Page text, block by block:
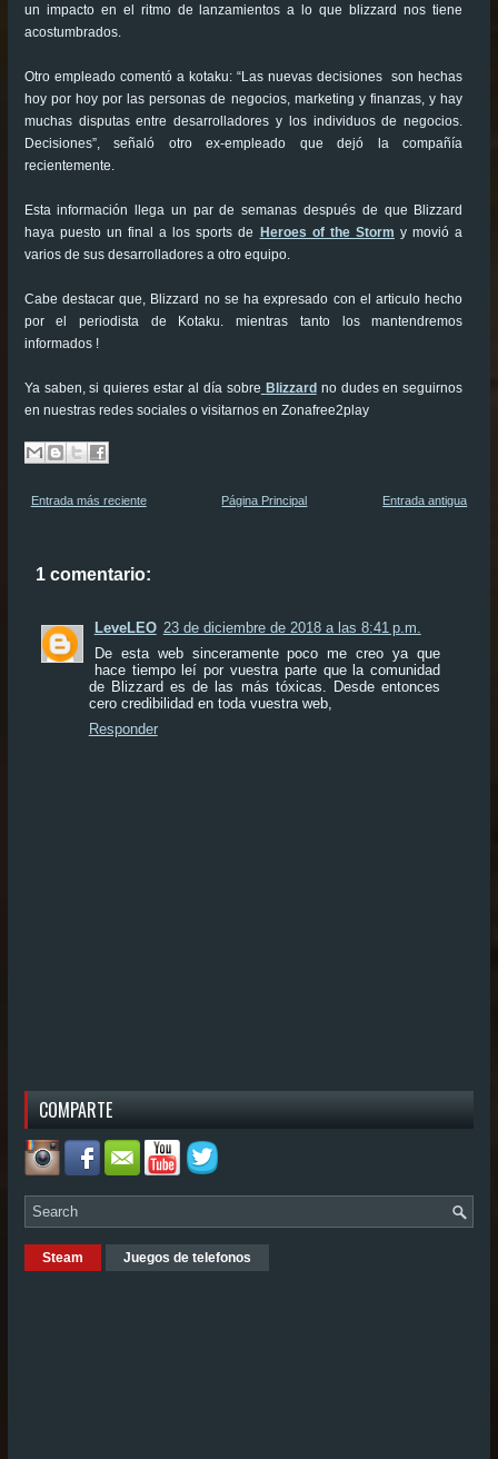
un impacto en el ritmo de lanzamientos a lo que blizzard nos tiene
acostumbrados.
Otro empleado comentó a kotaku: “Las nuevas decisiones son hechas
hoy por hoy por las personas de negocios, marketing y finanzas, y hay
muchas disputas entre desarrolladores y los individuos de negocios.
Decisiones”, señaló otro ex-empleado que dejó la compañía
recientemente.
Esta información llega un par de semanas después de que Blizzard
haya puesto un final a los sports de Heroes of the Storm y movió a
varios de sus desarrolladores a otro equipo.
Cabe destacar que, Blizzard no se ha expresado con el articulo hecho
por el periodista de Kotaku. mientras tanto los mantendremos
informados !
Ya saben, si quieres estar al día sobre Blizzardno dudes en seguirnos
en nuestras redes sociales o visitarnos en Zonafree2play
Entrada más reciente Entrada antigua
Página Principal
1 comentario:
LeveLEO 23 de diciembre de 2018 a las 8:41 p.m.
De esta web sinceramente poco me creo ya que
hace tiempo leí por vuestra parte que la comunidad
de Blizzard es de las más tóxicas. Desde entonces
cero credibilidad en toda vuestra web,
Responder
COMPARTE
Steam Juegos de telefonos